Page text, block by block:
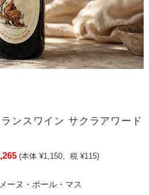
ンスワイン サクラアワード
(本体 ¥1,150、税 ¥115)
メーヌ・ポール・マス